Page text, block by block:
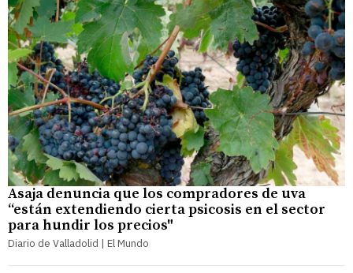
Asaja denuncia que los compradores de uva
“están extendiendo cierta psicosis en el sector
para hundir los precios"
Diario de Valladolid | El Mundo